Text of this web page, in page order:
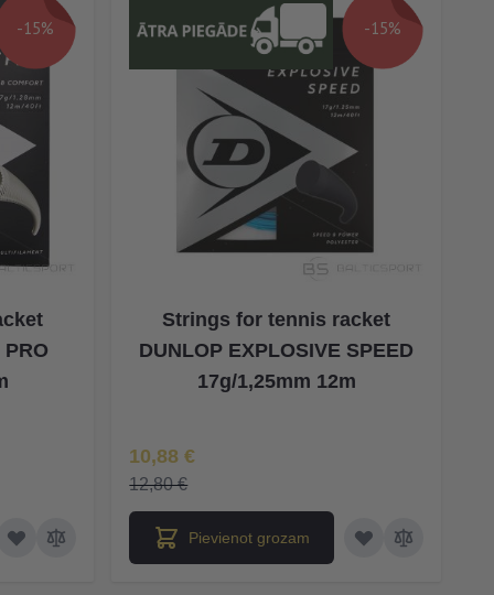
-15%
PRO
-15%
Strings for tennis racket
DUNLOP EXPLOSIVE SPEED
17g/1,25mm 12m
Īpaša Cena
10,88 €
12,80 €
Pievienot grozam